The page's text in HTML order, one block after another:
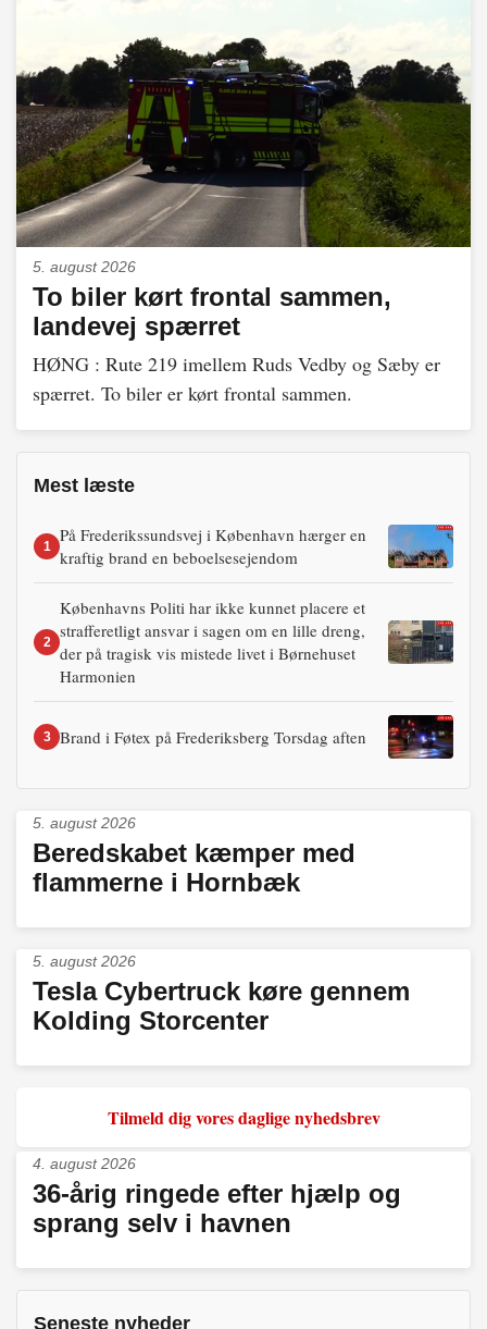
5. august 2026
To biler kørt frontal sammen,
landevej spærret
HØNG : Rute 219 imellem Ruds Vedby og Sæby er
spærret. To biler er kørt frontal sammen.
Mest læste
1
På Frederikssundsvej i København hærger en
kraftig brand en beboelsesejendom
2
Københavns Politi har ikke kunnet placere et
strafferetligt ansvar i sagen om en lille dreng,
der på tragisk vis mistede livet i Børnehuset
Harmonien
3 Brand i Føtex på Frederiksberg Torsdag aften
5. august 2026
Beredskabet kæmper med
flammerne i Hornbæk
5. august 2026
Tesla Cybertruck køre gennem
Kolding Storcenter
Tilmeld dig vores daglige nyhedsbrev
4. august 2026
36-årig ringede efter hjælp og
sprang selv i havnen
Seneste nyheder